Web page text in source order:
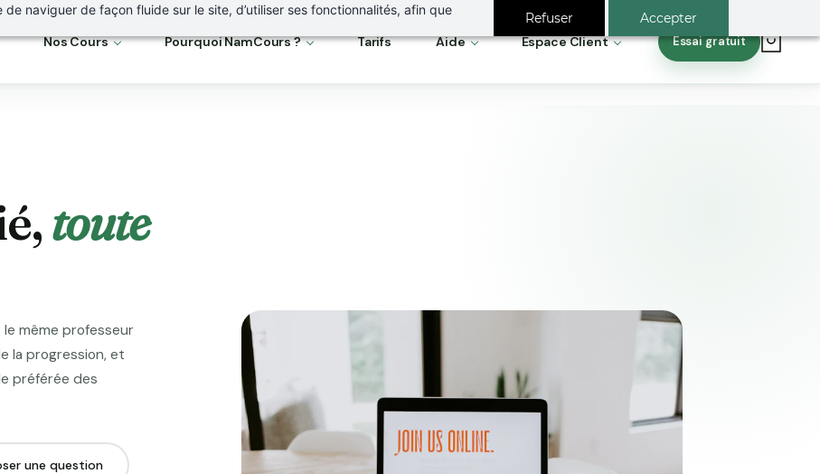
naviguer de façon fluide sur le site, d’utiliser ses fonctionnalités, afin que
Refuser Accepter
Nos Cours Pourquoi NamCours ? Tarifs Aide Espace Client Essai gratuit
toute
même professeur
la progression, et
préférée des
une question